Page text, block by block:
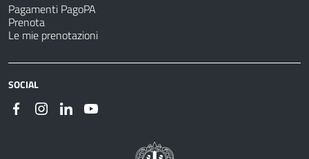
Pagamenti PagoPA
Prenota
Le mie prenotazioni
SOCIAL